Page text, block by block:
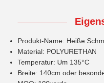
Produkt-Name: Heiße
Material: POLYURETHAN
Temperatur: Um 135°C
Breite: 140cm oder